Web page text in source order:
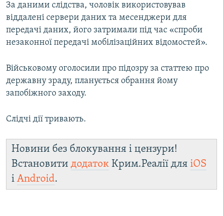
За даними слідства, чоловік використовував
віддалені сервери даних та месенджери для
передачі даних, його затримали під час «спроби
незаконної передачі мобілізаційних відомостей».
Військовому оголосили про підозру за статтею про
державну зраду, планується обрання йому
запобіжного заходу.
Слідчі дії тривають.
Новини без блокування і цензури!
Встановити додаток Крим.Реалії для iOS
і Android.